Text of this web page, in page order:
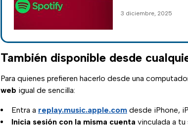
3 diciembre, 2025
También disponible desde
Para quienes prefieren hacerlo desde una
web igual de sencilla:
Entra a replay.music.apple.com desde iPhone,
Inicia sesión con la misma cuenta vinculada a